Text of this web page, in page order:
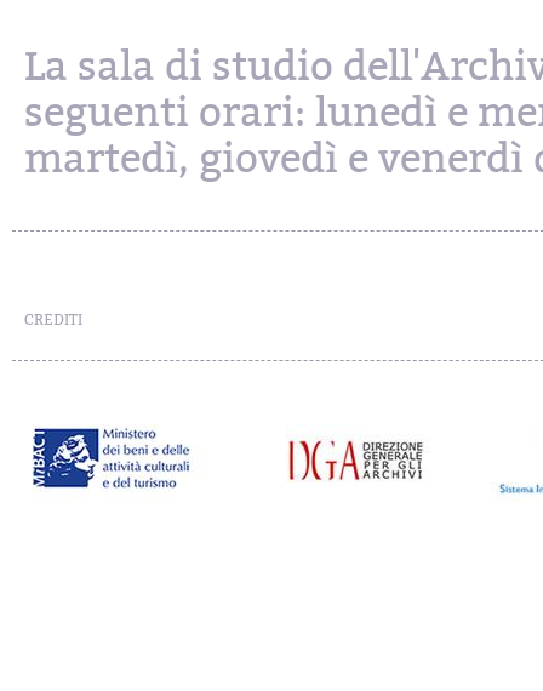
La sala di studio
seguenti orari: lunedì e
martedì, giovedì e venerdì
CREDITI